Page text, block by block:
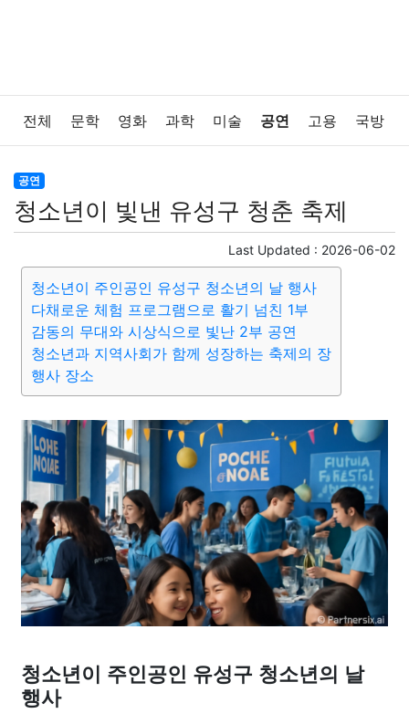
전체 문학 영화 과학 미술 공연 고용 국방
법률
보건 질병 가요 방송 일상 주식 암호화폐
블록체인 결혼 육아 반려동물 패션 미용
증권 인테리어 요리 상품리뷰 원예
게임 스포츠
맛집 IT 컴퓨터 기술 종교 사회 정치 건강
의료 경제 마케팅 부동산 외국어 교육
교통 생활 기타
공연
청소년이 빛낸 유성구 청춘 축제
Last Updated : 2026-06-02
청소년이 주인공인 유성구 청소년의 날 행사
다채로운 체험 프로그램으로 활기 넘친 1부
감동의 무대와 시상식으로 빛난 2부 공연
청소년과 지역사회가 함께 성장하는 축제의 장
행사 장소
청소년이 주인공인 유성구 청소년의 날
행사